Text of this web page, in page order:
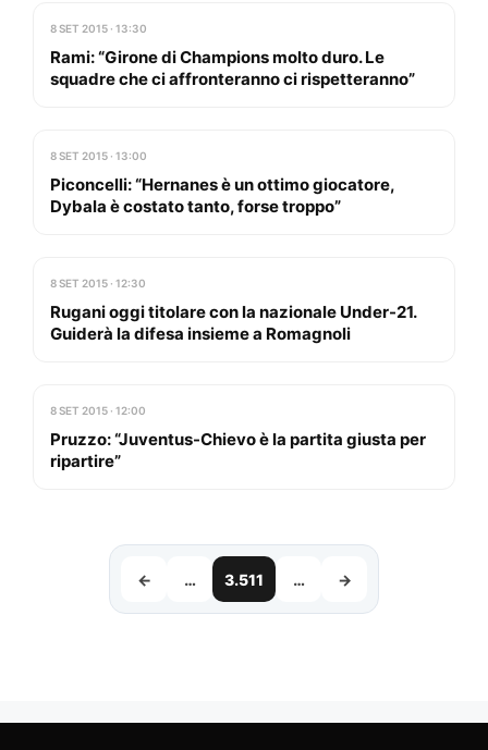
8 SET 2015 · 13:30
Rami: “Girone di Champions molto duro. Le
squadre che ci affronteranno ci rispetteranno”
8 SET 2015 · 13:00
Piconcelli: “Hernanes è un ottimo giocatore,
Dybala è costato tanto, forse troppo”
8 SET 2015 · 12:30
Rugani oggi titolare con la nazionale Under-21.
Guiderà la difesa insieme a Romagnoli
8 SET 2015 · 12:00
Pruzzo: “Juventus-Chievo è la partita giusta per
ripartire”
← … 3.511 … →